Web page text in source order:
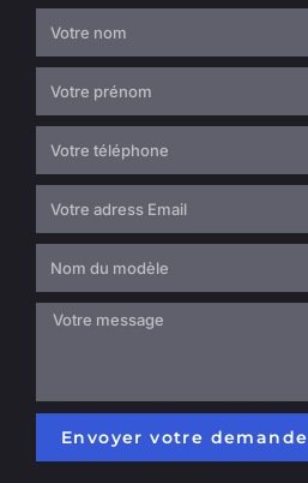
Envoyer votre demande